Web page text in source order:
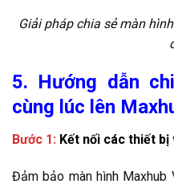
Giải pháp chia sẻ màn
5. Hướng dẫn
cùng lúc lên
Bước 1: Kết nối các thiết
Đảm bảo màn hình Maxhub